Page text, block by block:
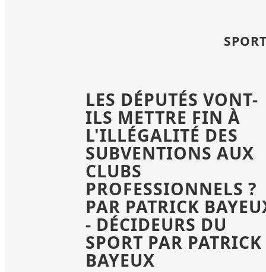
LES DÉPUTÉS VONT-
ILS METTRE FIN À
L'ILLÉGALITÉ DES
SUBVENTIONS AUX
CLUBS
PROFESSIONNELS ?
PAR PATRICK
- DÉCIDEURS DU
SPORT PAR PATRICK
BAYEUX